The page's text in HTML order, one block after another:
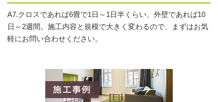
A7.クロスであれば6畳で1日～1日半くらい、外壁であれば10
日～2週間。施工内容と規模で大きく変わるので、まずはお気
軽にお問い合わせください。